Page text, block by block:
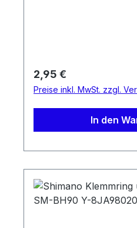
Regulärer Preis:
2,95 €
Preise inkl. MwSt. zzgl.
In den